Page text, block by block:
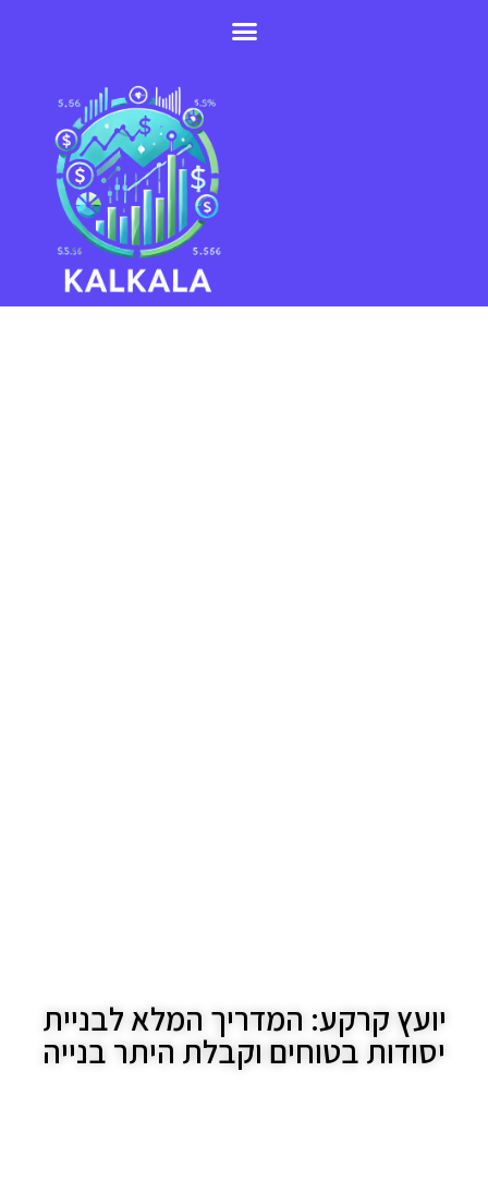
יועץ קרקע: המדריך המלא לבניית
יסודות בטוחים וקבלת היתר בנייה